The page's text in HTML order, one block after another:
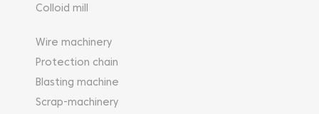
Colloid mill
Wire machinery
Protection chain
Blasting machine
Scrap-machinery